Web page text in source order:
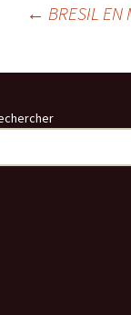
← BRESIL EN